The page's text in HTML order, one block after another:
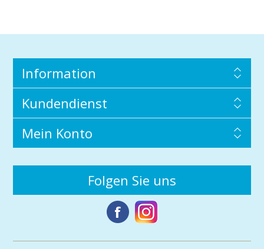
Information
Kundendienst
Mein Konto
Folgen Sie uns